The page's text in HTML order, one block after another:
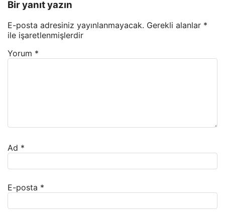
Bir yanıt yazın
E-posta adresiniz yayınlanmayacak. Gerekli alanlar *
ile işaretlenmişlerdir
Yorum *
Ad *
E-posta *